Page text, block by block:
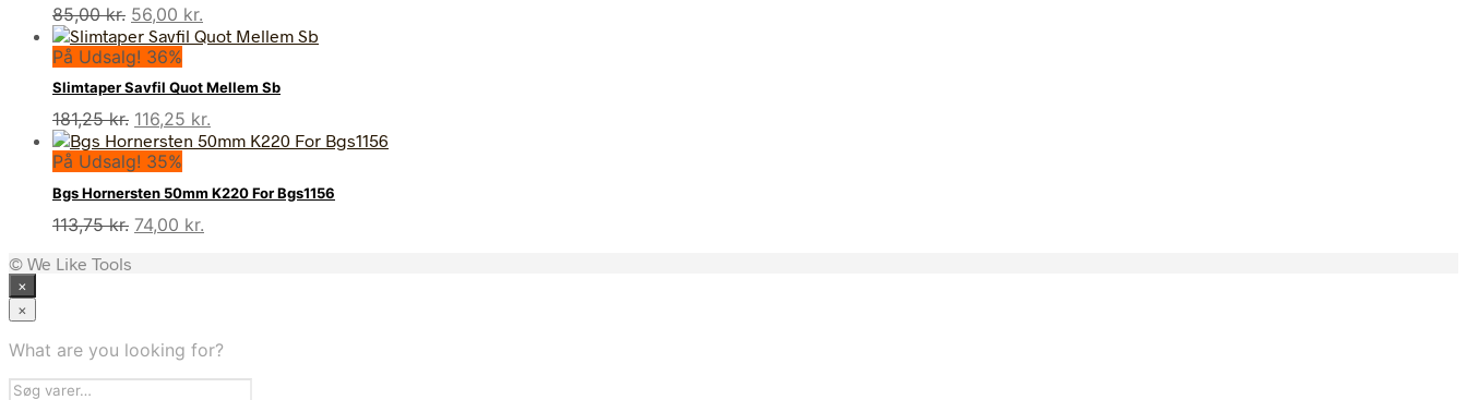
85,00kr. Den
oprindelige
pris
var:
85,00 kr..
56,00 kr.
aktuelle
er:
56,00 kr..
På Udsalg! 36%
Slimtaper Savfil Quot Mellem Sb
181,25kr. Den
oprindelige
pris
var:
181,25 kr..
116,25 kr.
aktuelle
er:
116,25 kr..
På Udsalg! 35%
Bgs Hornersten 50mm K220 For Bgs1156
113,75kr. Den
74,00 kr.
© We Like Tools
×
×
What are you looking for?